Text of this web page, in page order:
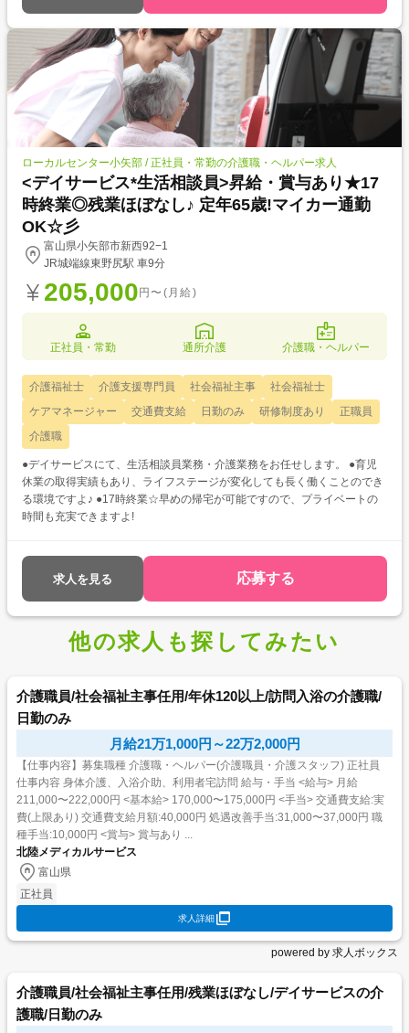
ローカルセンター小矢部 / 正社員・常勤の介護職・ヘルパー求人
<デイサービス*生活相談員>昇給・賞与あり★17
時終業◎残業ほぼなし♪ 定年65歳!マイカー通勤
OK☆彡
富山県小矢部市新西92−1
JR城端線東野尻駅 車9分
205,000 円〜(月給)
正社員・常勤 通所介護 介護職・ヘルパー
介護福祉士 介護支援専門員 社会福祉主事
社会福祉士
ケアマネージャー
交通費支給 日勤のみ 研修制度あり
正職員
介護職
●デイサービスにて、生活相談員業務・介護業務をお任せします。 ●育児
休業の取得実績もあり、ライフステージが変化しても長く働くことのでき
る環境ですよ♪ ●17時終業☆早めの帰宅が可能ですので、プライベートの
時間も充実できますよ!
求人を見る 応募する
他の求人も探してみたい
介護職員/社会福祉主事任用/年休120以上/訪問入浴の介護職/
日勤のみ
月給21万1,000円～22万2,000円
【仕事内容】募集職種 介護職・ヘルパー(介護職員・介護スタッフ) 正社員
仕事内容 身体介護、入浴介助、利用者宅訪問 給与・手当 <給与> 月給
211,000〜222,000円 <基本給> 170,000〜175,000円 <手当> 交通費支給:実
費(上限あり) 交通費支給月額:40,000円 処遇改善手当:31,000〜37,000円 職
種手当:10,000円 <賞与> 賞与あり ...
北陸メディカルサービス
富山県
正社員
求人詳細
powered by 求人ボックス
介護職員/社会福祉主事任用/残業ほぼなし/デイサービスの介
護職/日勤のみ